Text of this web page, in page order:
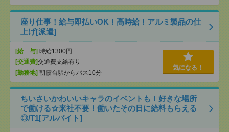
座り仕事！給与即払いOK！高時給！アルミ製品の仕
上げ[派遣]
[給 与] 時給1300円
[交通費]交通費支給有り
[勤務地] 朝霞台駅からバス10分
気になる！
ちいさいかわいいキャラのイベントも！好きな場所
で働ける☆来社不要！働いたその日に給料もらえる
◎/T1[アルバイト]